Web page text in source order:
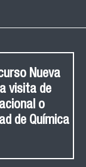
Nueva
visita de
o
de Química